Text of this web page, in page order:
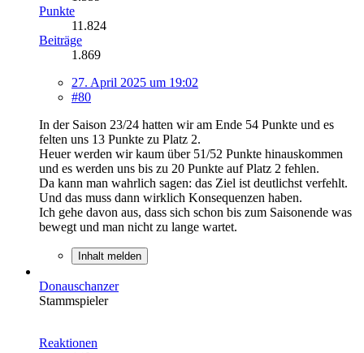
Punkte
11.824
Beiträge
1.869
27. April 2025 um 19:02
#80
In der Saison 23/24 hatten wir am Ende 54 Punkte und es
felten uns 13 Punkte zu Platz 2.
Heuer werden wir kaum über 51/52 Punkte hinauskommen
und es werden uns bis zu 20 Punkte auf Platz 2 fehlen.
Da kann man wahrlich sagen: das Ziel ist deutlichst verfehlt.
Und das muss dann wirklich Konsequenzen haben.
Ich gehe davon aus, dass sich schon bis zum Saisonende was
bewegt und man nicht zu lange wartet.
Inhalt melden
Donauschanzer
Stammspieler
Reaktionen